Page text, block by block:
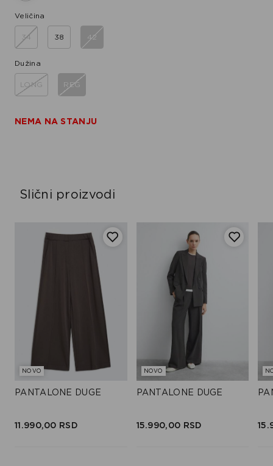
Veličina
34 38 42
Dužina
LONG REG
NEMA NA STANJU
Slični proizvodi
NOVO
PANTALONE DUGE
11.990,00 RSD
NOVO
PANTALONE DUGE
15.990,00 RSD